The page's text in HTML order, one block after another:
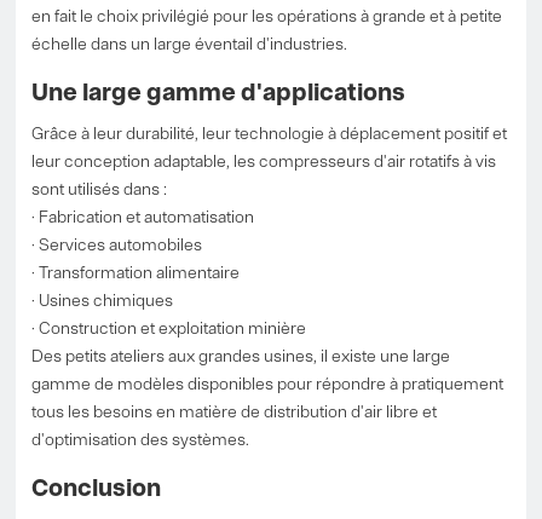
en fait le choix privilégié pour les opérations à grande et à petite
échelle dans un large éventail d'industries.
Une large gamme d'applications
Grâce à leur durabilité, leur technologie à déplacement positif et
leur conception adaptable, les compresseurs d'air rotatifs à vis
sont utilisés dans :
· Fabrication et automatisation
· Services automobiles
· Transformation alimentaire
· Usines chimiques
· Construction et exploitation minière
Des petits ateliers aux grandes usines, il existe une large
gamme de modèles disponibles pour répondre à pratiquement
tous les besoins en matière de distribution d'air libre et
d'optimisation des systèmes.
Conclusion